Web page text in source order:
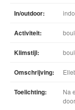
In/outdoor:
Activiteit:
Klimstijl:
Omschrijving:
Toelichting:
Na